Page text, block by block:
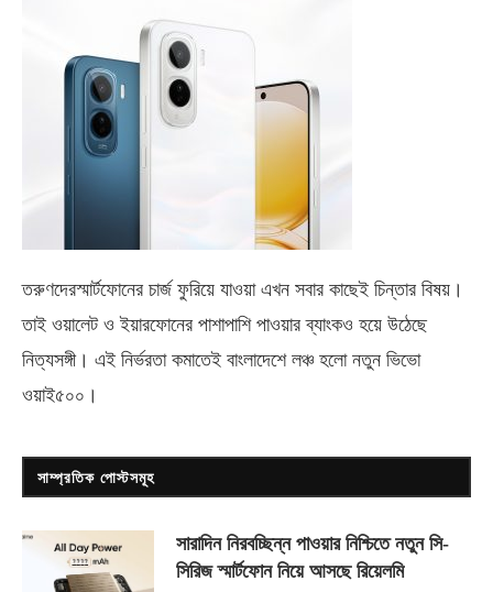
তরুণদেরস্মার্টফোনের চার্জ ফুরিয়ে যাওয়া এখন সবার কাছেই চিন্তার বিষয়।
তাই ওয়ালেট ও ইয়ারফোনের পাশাপাশি পাওয়ার ব্যাংকও হয়ে উঠেছে
নিত্যসঙ্গী। এই নির্ভরতা কমাতেই বাংলাদেশে লঞ্চ হলো নতুন ভিভো
ওয়াই৫০০ ।
সাম্প্রতিক পোস্টসমূহ
সারাদিন নিরবচ্ছিন্ন পাওয়ার নিশ্চিতে নতুন সি-
সিরিজ স্মার্টফোন নিয়ে আসছে রিয়েলমি